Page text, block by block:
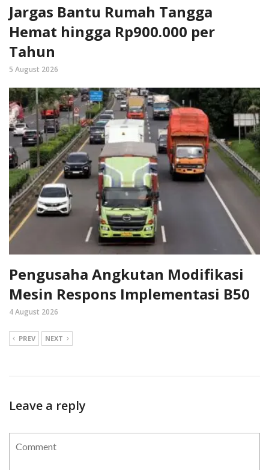
Jargas Bantu Rumah Tangga
Hemat hingga Rp900.000 per
Tahun
5 August 2026
Pengusaha Angkutan Modifikasi
Mesin Respons Implementasi B50
4 August 2026
PREV NEXT
Leave a reply